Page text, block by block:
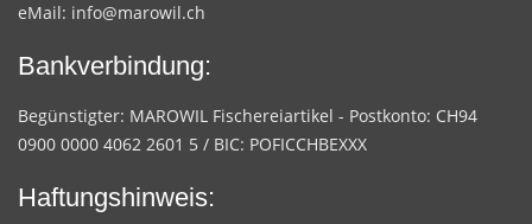
eMail: info@marowil.ch
Bankverbindung:
Begünstigter: MAROWIL Fischereiartikel - Postkonto: CH94
0900 0000 4062 2601 5 / BIC: POFICCHBEXXX
Haftungshinweis: